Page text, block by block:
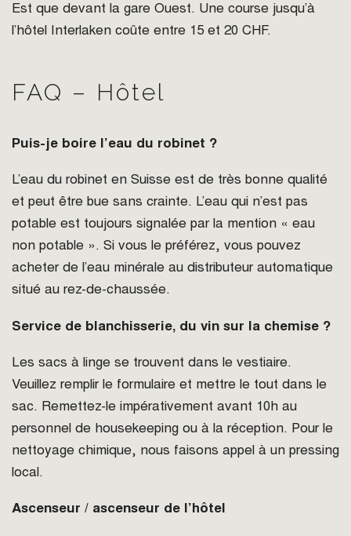
Est que devant la gare Ouest. Une course jusqu’à
l’hôtel Interlaken coûte entre 15 et 20 CHF.
FAQ – Hôtel
Puis-je boire l’eau du robinet ?
L’eau du robinet en Suisse est de très bonne qualité
et peut être bue sans crainte. L’eau qui n’est pas
potable est toujours signalée par la mention « eau
non potable ». Si vous le préférez, vous pouvez
acheter de l’eau minérale au distributeur automatique
situé au rez-de-chaussée.
Service de blanchisserie, du vin sur la chemise ?
Les sacs à linge se trouvent dans le vestiaire.
Veuillez remplir le formulaire et mettre le tout dans le
sac. Remettez-le impérativement avant 10h au
personnel de housekeeping ou à la réception. Pour le
nettoyage chimique, nous faisons appel à un pressing
local.
Ascenseur / ascenseur de l’hôtel